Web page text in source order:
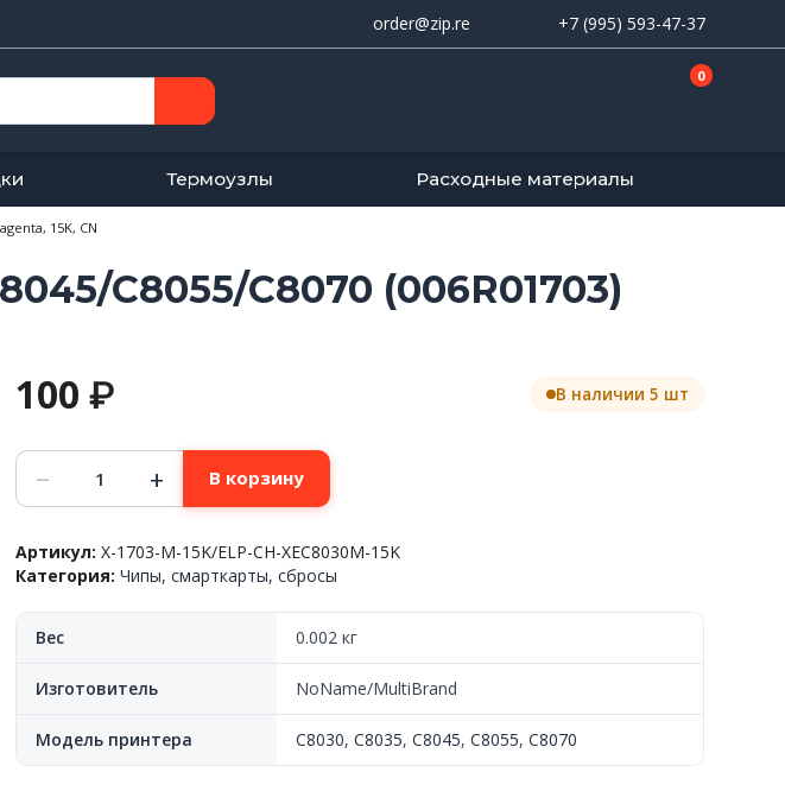
order@zip.re +7 (995) 593-47-37
0
Термоузлы Расходные материалы
15K, CN
C8055/C8070 (006R01703)
100₽ В наличии 5 шт
Количество
товара
Чип
AltaLink
C8030/C8035/C8045/C8055/C8070
Magenta,
15K,
− + В корзину
Артикул:X-1703-M-15K/ELP-CH-XEC8030M-15K
Категория:Чипы, смарткарты, сбросы
Вес 0.002 кг
Изготовитель NoName/MultiBrand
Модель принтера C8030,C8035,C8045,C8055,C8070